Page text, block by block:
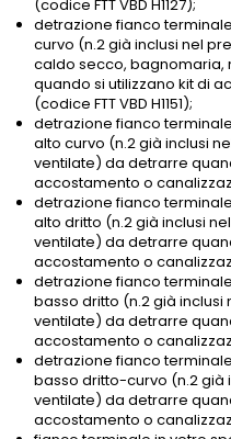
(codice FTT VBD H1127);
detrazione fianco
curvo (n.2 già inclusi nel
caldo secco, bagnomaria,
quando si utilizzano kit di
(codice FTT VBD H1151);
detrazione fianco
alto curvo (n.2 già inclusi
ventilate) da detrarre
accostamento o
detrazione fianco
alto dritto (n.2 già inclusi
ventilate) da detrarre
accostamento o
detrazione fianco
basso dritto (n.2 già inclusi
ventilate) da detrarre
accostamento o
detrazione fianco
basso dritto-curvo (n.2 già
ventilate) da detrarre
accostamento o